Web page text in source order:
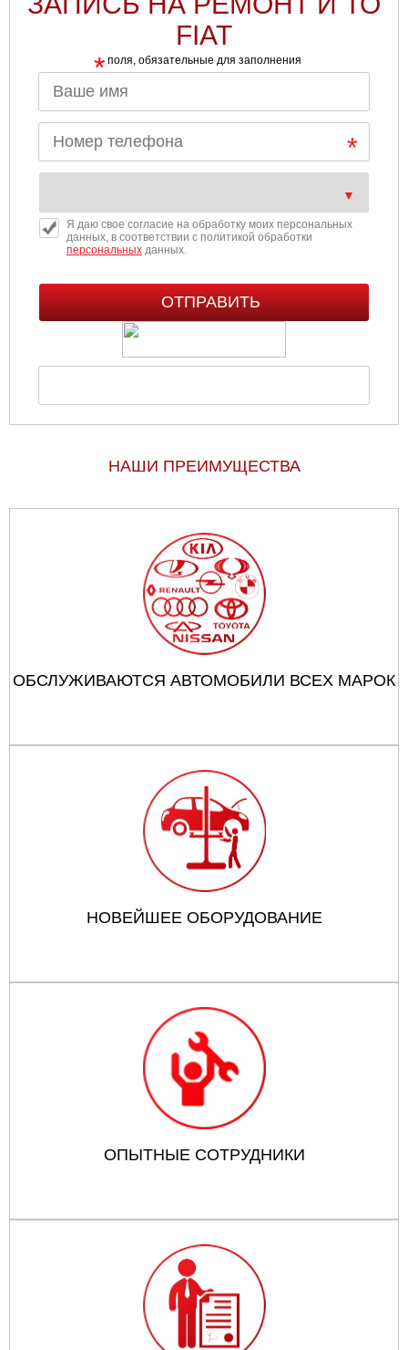
FIAT
* поля, обязательные для заполнения
Я даю свое согласие на обработку моих персональных
данных, в соответствии с политикой обработки
персональныхданных.
НАШИ ПРЕИМУЩЕСТВА
ОБСЛУЖИВАЮТСЯ АВТОМОБИЛИ ВСЕХ МАРОК
НОВЕЙШЕЕ ОБОРУДОВАНИЕ
ОПЫТНЫЕ СОТРУДНИКИ